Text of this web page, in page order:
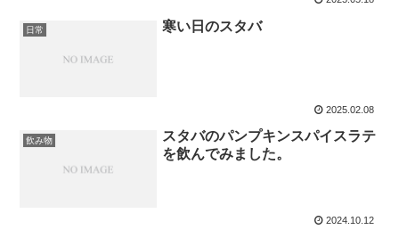
日常 寒い日のスタバ
2025.02.08
飲み物
スタバのパンプキンスパイスラテ
を飲んでみました。
2024.10.12